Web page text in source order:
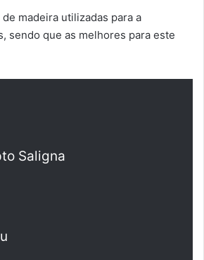
madeira utilizadas para a
sendo que as melhores para este
Saligna